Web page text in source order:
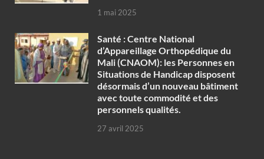
1 mai 2025
Santé : Centre National
d’Appareillage Orthopédique du
Mali (CNAOM): les Personnes en
Situations de Handicap disposent
désormais d’un nouveau bâtiment
avec toute commodité et des
personnels qualités.
27 avril 2025